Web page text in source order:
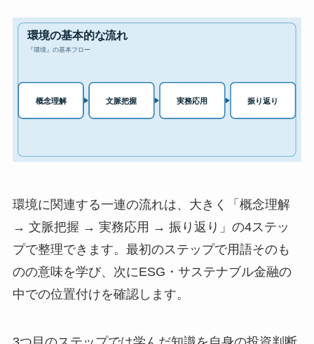
環境に関連する一連の流れは、大きく「概念理解
→ 文脈把握 → 実務応用 → 振り返り」の4ステッ
プで整理できます。最初のステップで用語そのも
のの意味を学び、次にESG・サステナブル金融の
中での位置付けを確認します。